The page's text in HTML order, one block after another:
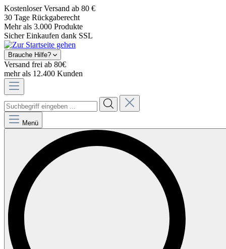
Kostenloser Versand ab 80 €
30 Tage Rückgaberecht
Mehr als 3.000 Produkte
Sicher Einkaufen dank SSL
Brauche Hilfe?
Versand frei ab 80€
mehr als 12.400 Kunden
Menü